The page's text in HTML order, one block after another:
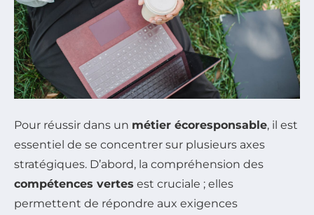
Pour réussir dans un métier écoresponsable, il est
essentiel de se concentrer sur plusieurs axes
stratégiques. D’abord, la compréhension des
compétences vertes est cruciale ; elles
permettent de répondre aux exigences